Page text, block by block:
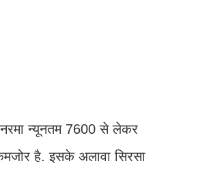
नरमा न्यूनतम 7600 से लेकर
है. इसके अलावा सिरसा